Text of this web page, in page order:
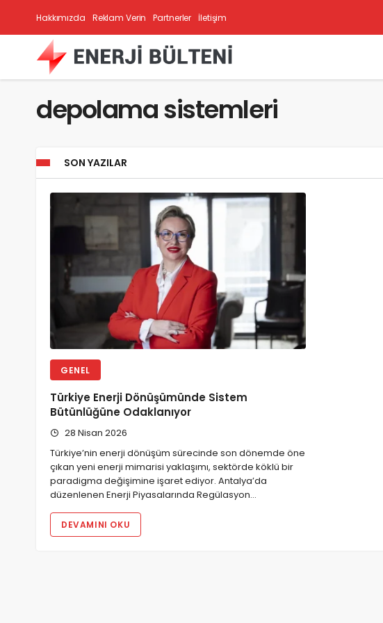
Hakkımızda Reklam Verin Partnerler İletişim
depolama sistemleri
SON YAZILAR
GENEL
Türkiye Enerji Dönüşümünde Sistem
Bütünlüğüne Odaklanıyor
28 Nisan 2026
Türkiye’nin enerji dönüşüm sürecinde son dönemde öne
çıkan yeni enerji mimarisi yaklaşımı, sektörde köklü bir
paradigma değişimine işaret ediyor. Antalya’da
düzenlenen Enerji Piyasalarında Regülasyon…
DEVAMINI OKU